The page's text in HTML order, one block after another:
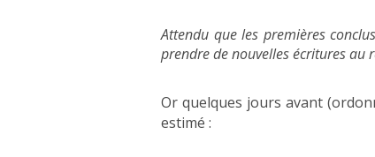
Attendu que les premières
prendre de nouvelles écritures au
Or quelques jours avant
estimé :